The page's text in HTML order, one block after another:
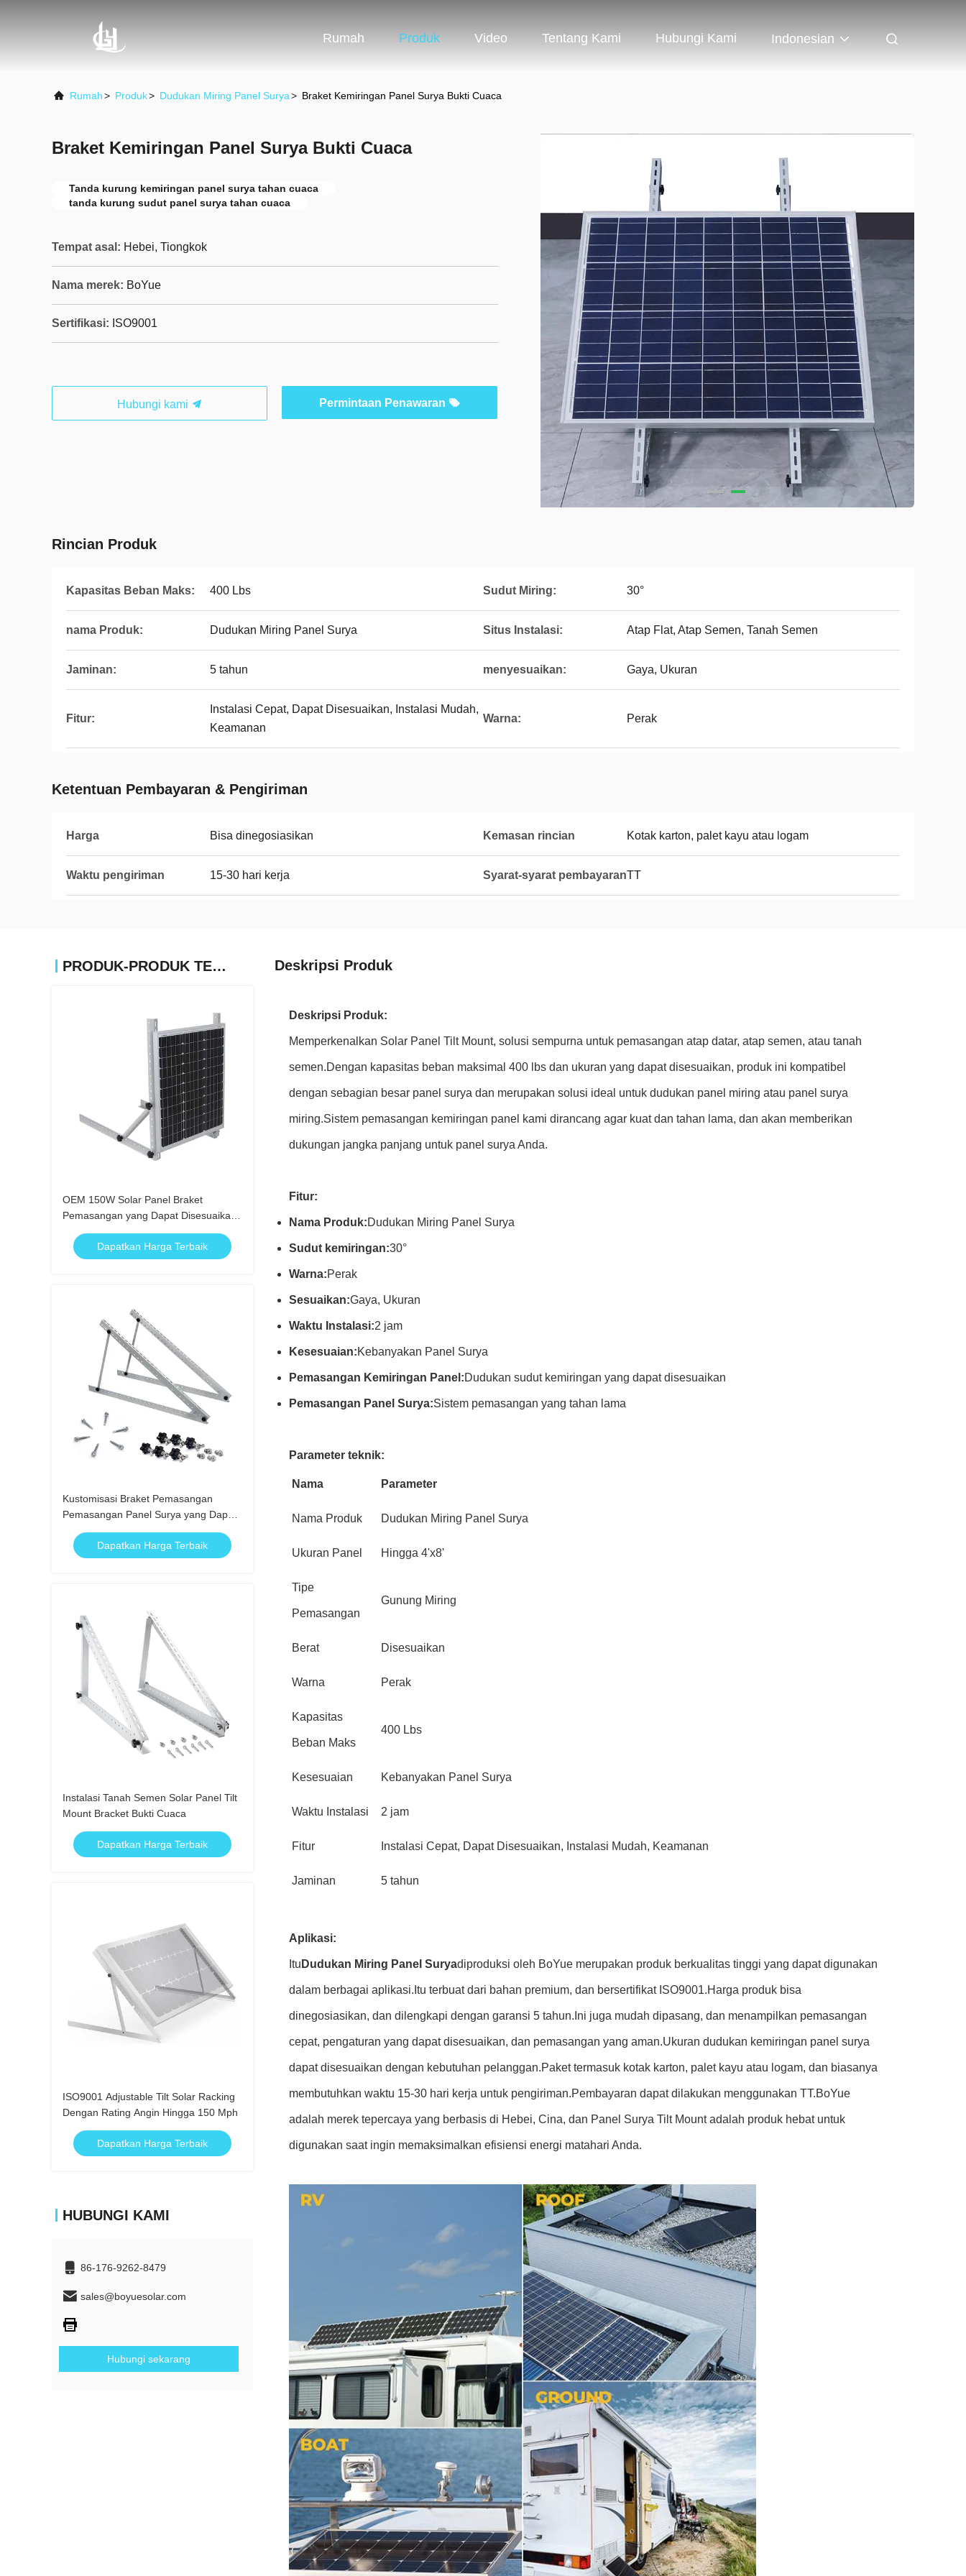
Rumah Produk Video Tentang Kami Hubungi Kami Indonesian
Rumah> Produk> Dudukan Miring Panel Surya> Braket Kemiringan Panel Surya Bukti Cuaca
Braket Kemiringan Panel Surya Bukti Cuaca
Tanda kurung kemiringan panel surya tahan cuaca
tanda kurung sudut panel surya tahan cuaca
Tempat asal: Hebei, Tiongkok
Nama merek: BoYue
Sertifikasi: ISO9001
Hubungi kami Permintaan Penawaran
Rincian Produk
Kapasitas Beban Maks: 400 Lbs Sudut Miring: 30°
nama Produk: Dudukan Miring Panel Surya Situs Instalasi: Atap Flat, Atap Semen, Tanah Semen
Jaminan: 5 tahun menyesuaikan: Gaya, Ukuran
Fitur:
Instalasi Cepat, Dapat Disesuaikan, Instalasi Mudah,
Keamanan
Warna: Perak
Ketentuan Pembayaran & Pengiriman
Harga Bisa dinegosiasikan Kemasan rincian Kotak karton, palet kayu atau logam
Waktu pengiriman 15-30 hari kerja Syarat-syarat pembayaranTT
PRODUK-PRODUK TERKAIT
OEM 150W Solar Panel Braket
Pemasangan yang Dapat Disesuaikan
Instalasi Mudah
Dapatkan Harga Terbaik
Kustomisasi Braket Pemasangan
Pemasangan Panel Surya yang Dapat
Disesuaikan Lipat Kaki Miring
Dapatkan Harga Terbaik
Instalasi Tanah Semen Solar Panel Tilt
Mount Bracket Bukti Cuaca
Dapatkan Harga Terbaik
ISO9001 Adjustable Tilt Solar Racking
Dengan Rating Angin Hingga 150 Mph
Dapatkan Harga Terbaik
HUBUNGI KAMI
86-176-9262-8479
sales@boyuesolar.com
Hubungi sekarang
Deskripsi Produk
Deskripsi Produk:
Memperkenalkan Solar Panel Tilt Mount, solusi sempurna untuk pemasangan atap datar, atap semen, atau tanah
semen.Dengan kapasitas beban maksimal 400 lbs dan ukuran yang dapat disesuaikan, produk ini kompatibel
dengan sebagian besar panel surya dan merupakan solusi ideal untuk dudukan panel miring atau panel surya
miring.Sistem pemasangan kemiringan panel kami dirancang agar kuat dan tahan lama, dan akan memberikan
dukungan jangka panjang untuk panel surya Anda.
Fitur:
Nama Produk:Dudukan Miring Panel Surya
Sudut kemiringan:30°
Warna:Perak
Sesuaikan:Gaya, Ukuran
Waktu Instalasi:2 jam
Kesesuaian:Kebanyakan Panel Surya
Pemasangan Kemiringan Panel:Dudukan sudut kemiringan yang dapat disesuaikan
Pemasangan Panel Surya:Sistem pemasangan yang tahan lama
Parameter teknik:
Nama Parameter
Nama Produk Dudukan Miring Panel Surya
Ukuran Panel Hingga 4'x8'
Tipe
Pemasangan
Gunung Miring
Berat Disesuaikan
Warna Perak
Kapasitas
Beban Maks
400 Lbs
Kesesuaian Kebanyakan Panel Surya
Waktu Instalasi 2 jam
Fitur Instalasi Cepat, Dapat Disesuaikan, Instalasi Mudah, Keamanan
Jaminan 5 tahun
Aplikasi:
Itu Dudukan Miring Panel Suryadiproduksi oleh BoYue merupakan produk berkualitas tinggi yang dapat digunakan
dalam berbagai aplikasi.Itu terbuat dari bahan premium, dan bersertifikat ISO9001.Harga produk bisa
dinegosiasikan, dan dilengkapi dengan garansi 5 tahun.Ini juga mudah dipasang, dan menampilkan pemasangan
cepat, pengaturan yang dapat disesuaikan, dan pemasangan yang aman.Ukuran dudukan kemiringan panel surya
dapat disesuaikan dengan kebutuhan pelanggan.Paket termasuk kotak karton, palet kayu atau logam, dan biasanya
membutuhkan waktu 15-30 hari kerja untuk pengiriman.Pembayaran dapat dilakukan menggunakan TT.BoYue
adalah merek tepercaya yang berbasis di Hebei, Cina, dan Panel Surya Tilt Mount adalah produk hebat untuk
digunakan saat ingin memaksimalkan efisiensi energi matahari Anda.